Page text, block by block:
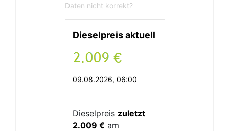
Daten nicht korrekt?
Dieselpreis aktuell
. €
09.08.2026, 06:00
Dieselpreis zuletzt
2.009 € am